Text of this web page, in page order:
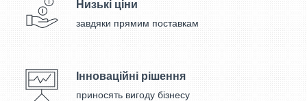
Низькі ціни
завдяки прямим поставкам
Інноваційні рішення
приносять вигоду бізнесу